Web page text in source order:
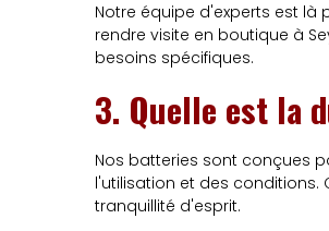
Notre équipe d'experts est
rendre visite en boutique à
besoins spécifiques.
3. Quelle est la
Nos batteries sont conçues
l'utilisation et des
tranquillité d'esprit.